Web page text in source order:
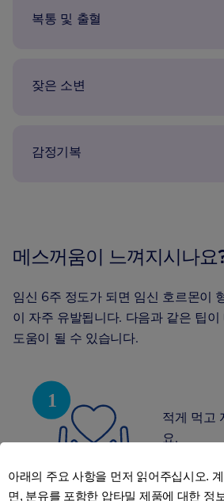
복통 및 출혈
잦은 소변
감정기복
메스꺼움이 느껴지시나요
임신 6주 정도가 되면 임신 호르몬이
이 자주 유발됩니다. 다음과 같은 팁
도움이 될 수 있습니다.
적게 먹고
요.
아래의 주요 사항을 먼저 읽어주십시오.
면, 분유를 포함한 압타밀 제품에 대한 정